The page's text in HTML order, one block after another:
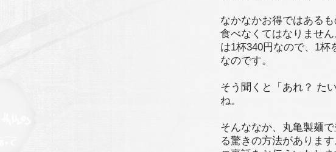
なかなかお得ではある
食べなくてはなりませ
は1杯340円なので、1
なのです。
そう聞くと「あれ？ た
ね。
そんななか、丸亀製麺
る驚きの方法がありま